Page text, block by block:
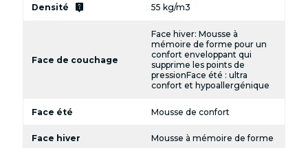
Densité live_help 55 kg/m3
Face de couchage
Face hiver: Mousse à
mémoire de forme pour un
confort enveloppant qui
supprime les points de
pressionFace été : ultra
confort et hypoallergénique
Face été Mousse de confort
Face hiver Mousse à mémoire de forme